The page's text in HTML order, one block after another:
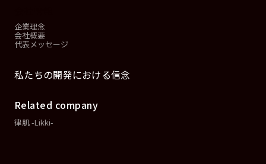
企業理念
会社概要
代表メッセージ
私たちの開発における信念
Related company
律肌 -Likki-